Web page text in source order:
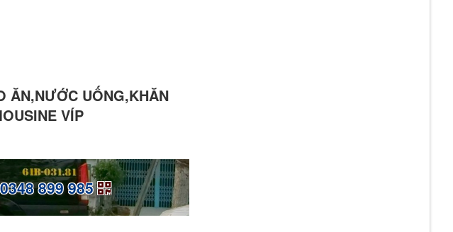
ĂN,NƯỚC UỐNG,KHĂN
VÍP
899 985